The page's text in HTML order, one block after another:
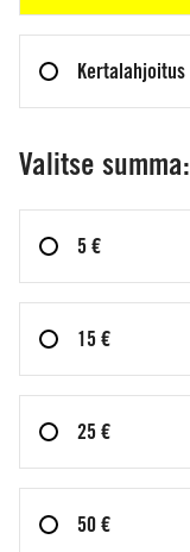
Kertalahjoitus
Valitse summa:
5 €
15 €
25 €
50 €